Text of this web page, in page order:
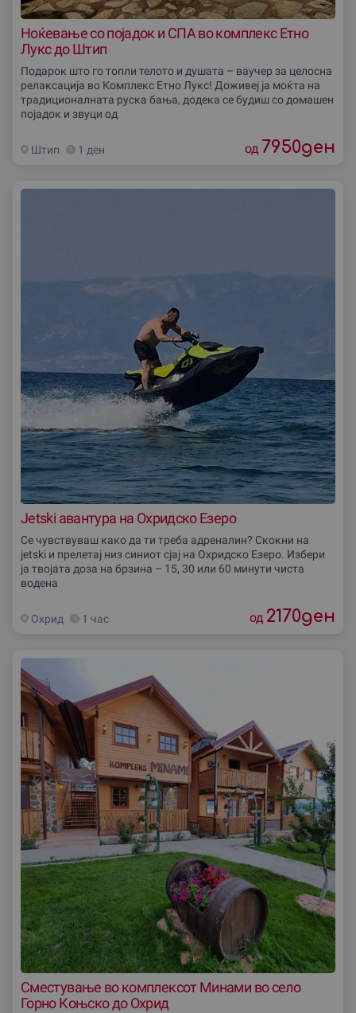
Ноќевање со појадок и СПА во комплекс Етно
Лукс до Штип
Подарок што го топли телото и душата – ваучер за целосна
релаксација во Комплекс Етно Лукс! Доживеј ја моќта на
традиционалната руска бања, додека се будиш со домашен
појадок и звуци од
Штип 1 ден од 7950ден
Jetski авантура на Охридско Езеро
Се чувствуваш како да ти треба адреналин? Скокни на
jetski и прелетај низ синиот сјај на Охридско Езеро. Избери
ја твојата доза на брзина – 15, 30 или 60 минути чиста
водена
Охрид 1 час од 2170ден
Сместување во комплексот Минами во село
Горно Коњско до Охрид